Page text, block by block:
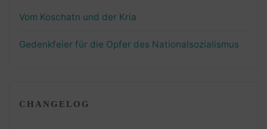
Vom Koschatn und der Kria
Gedenkfeier für die Opfer des Nationalsozialismus
CHANGELOG